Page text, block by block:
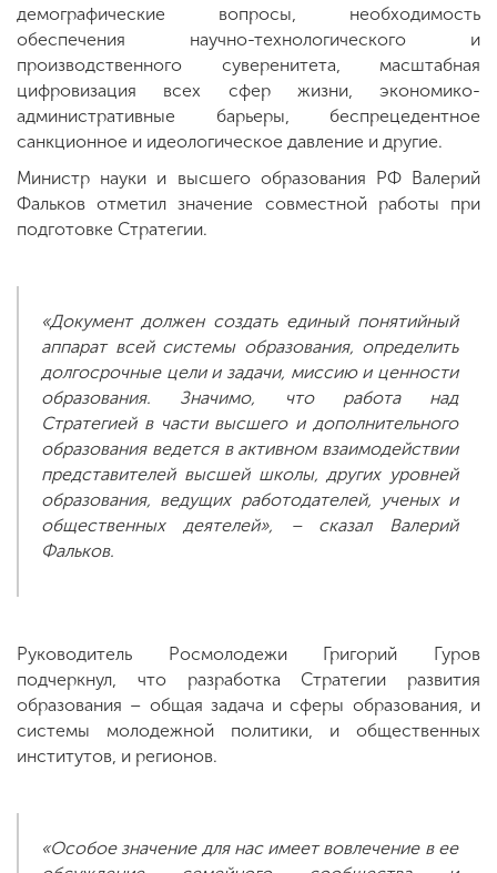
демографические вопросы, необходимость
обеспечения научно-технологического и
производственного суверенитета, масштабная
цифровизация всех сфер жизни, экономико-
административные барьеры, беспрецедентное
санкционное и идеологическое давление и другие.
Министр науки и высшего образования РФ Валерий
Фальков отметил значение совместной работы при
подготовке Стратегии.
«Документ должен создать единый понятийный
аппарат всей системы образования, определить
долгосрочные цели и задачи, миссию и ценности
образования. Значимо, что работа над
Стратегией в части высшего и дополнительного
образования ведется в активном взаимодействии
представителей высшей школы, других уровней
образования, ведущих работодателей, ученых и
общественных деятелей», – сказал Валерий
Фальков.
Руководитель Росмолодежи Григорий Гуров
подчеркнул, что разработка Стратегии развития
образования – общая задача и сферы образования, и
системы молодежной политики, и общественных
институтов, и регионов.
«Особое значение для нас имеет вовлечение в ее